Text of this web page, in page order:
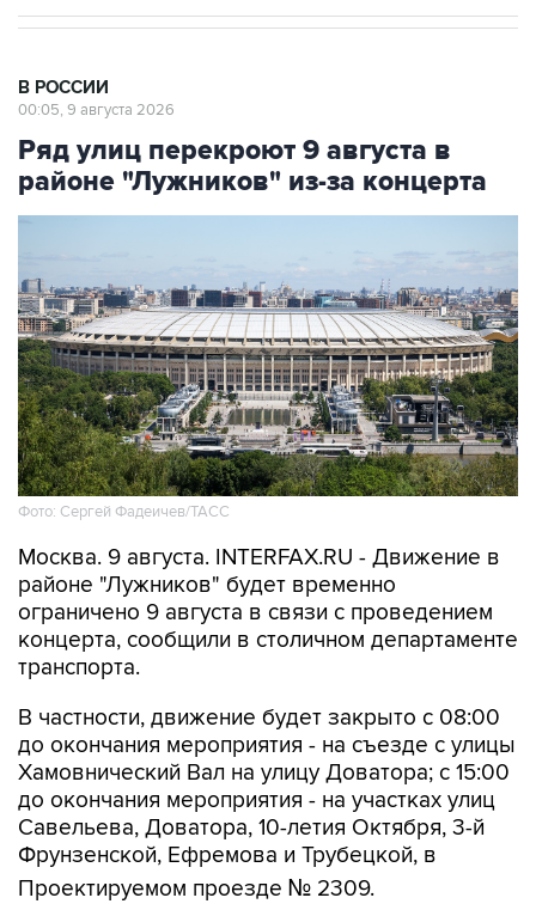
В РОССИИ
00:05, 9 августа 2026
Ряд улиц перекроют 9 августа в
районе "Лужников" из-за концерта
Фото: Сергей Фадеичев/ТАСС
Москва. 9 августа. INTERFAX.RU - Движение в
районе "Лужников" будет временно
ограничено 9 августа в связи с проведением
концерта, сообщили в столичном департаменте
транспорта.
В частности, движение будет закрыто с 08:00
до окончания мероприятия - на съезде с улицы
Хамовнический Вал на улицу Доватора; с 15:00
до окончания мероприятия - на участках улиц
Савельева, Доватора, 10-летия Октября, 3-й
Фрунзенской, Ефремова и Трубецкой, в
Проектируемом проезде № 2309.